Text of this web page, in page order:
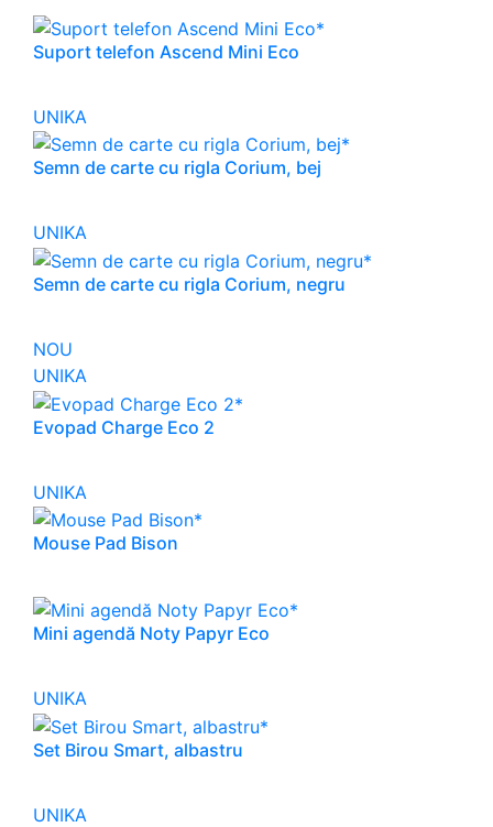
Suport telefon Ascend Mini Eco
UNIKA
Semn de carte cu rigla Corium, bej
UNIKA
Semn de carte cu rigla Corium, negru
NOU
UNIKA
Evopad Charge Eco 2
UNIKA
Mouse Pad Bison
Mini agendă Noty Papyr Eco
UNIKA
Set Birou Smart, albastru
UNIKA